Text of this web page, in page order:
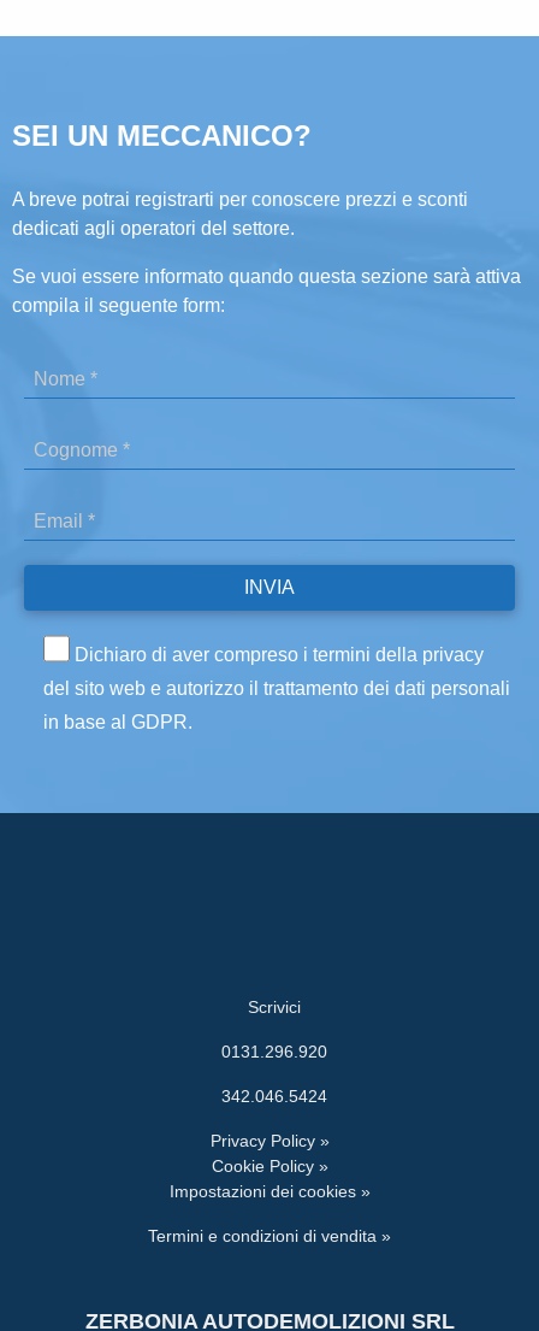
SEI UN MECCANICO?
A breve potrai registrarti per conoscere prezzi e sconti
dedicati agli operatori del settore.
Se vuoi essere informato quando questa sezione sarà attiva
compila il seguente form:
Dichiaro di aver compreso i termini della privacy
del sito web e autorizzo il trattamento dei dati personali
in base al GDPR.
Scrivici
0131.296.920
342.046.5424
Privacy Policy »
Cookie Policy »
Impostazioni dei cookies »
Termini e condizioni di vendita »
ZERBONIA AUTODEMOLIZIONI SRL